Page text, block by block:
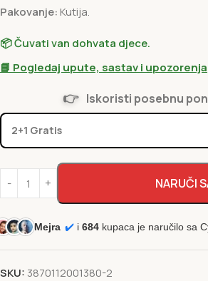
Pakovanje: Kutija.
📦 Čuvati van dohvata djece.
📘 Pogledaj upute, sastav i upozorenja
👉 Iskoristi posebnu
2+1 Gratis
NARUČI
Mejra ✔️ i 684 kupaca je naručilo sa
SKU: 3870112001380-2